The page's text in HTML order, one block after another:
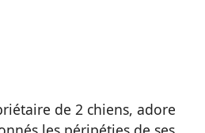
de 2 chiens, adore